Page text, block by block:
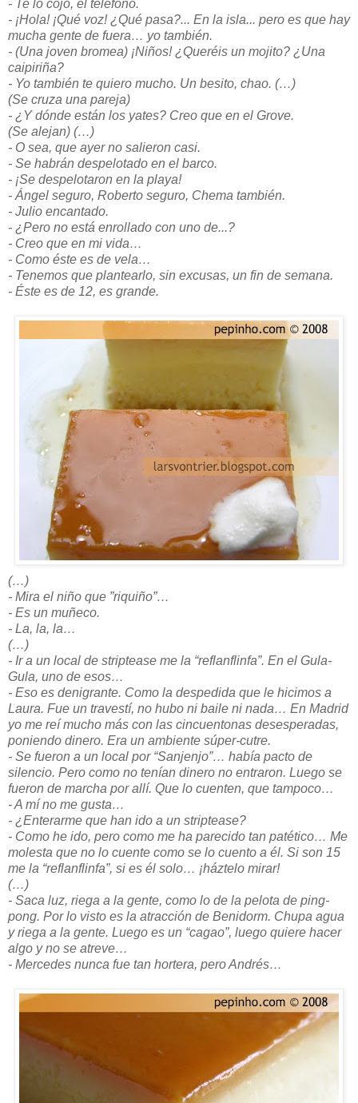
- Te lo cojo, el teléfono.
- ¡Hola! ¡Qué voz! ¿Qué pasa?... En la isla... pero es que hay
mucha gente de fuera… yo también.
- (Una joven bromea) ¡Niños! ¿Queréis un mojito? ¿Una
caipiriña?
- Yo también te quiero mucho. Un besito, chao. (…)
(Se cruza una pareja)
- ¿Y dónde están los yates? Creo que en el Grove.
(Se alejan) (…)
- O sea, que ayer no salieron casi.
- Se habrán despelotado en el barco.
- ¡Se despelotaron en la playa!
- Ángel seguro, Roberto seguro, Chema también.
- Julio encantado.
- ¿Pero no está enrollado con uno de...?
- Creo que en mi vida…
- Como éste es de vela…
- Tenemos que plantearlo, sin excusas, un fin de semana.
- Éste es de 12, es grande.
(…)
- Mira el niño que ”riquiño”…
- Es un muñeco.
- La, la, la…
(…)
- Ir a un local de striptease me la “reflanflinfa”. En el Gula-
Gula, uno de esos…
- Eso es denigrante. Como la despedida que le hicimos a
Laura. Fue un travestí, no hubo ni baile ni nada… En Madrid
yo me reí mucho más con las cincuentonas desesperadas,
poniendo dinero. Era un ambiente súper-cutre.
- Se fueron a un local por “Sanjenjo”… había pacto de
silencio. Pero como no tenían dinero no entraron. Luego se
fueron de marcha por allí. Que lo cuenten, que tampoco…
- A mí no me gusta…
- ¿Enterarme que han ido a un striptease?
- Como he ido, pero como me ha parecido tan patético… Me
molesta que no lo cuente como se lo cuento a él. Si son 15
me la “reflanflinfa”, si es él solo… ¡háztelo mirar!
(…)
- Saca luz, riega a la gente, como lo de la pelota de ping-
pong. Por lo visto es la atracción de Benidorm. Chupa agua
y riega a la gente. Luego es un “cagao”, luego quiere hacer
algo y no se atreve…
- Mercedes nunca fue tan hortera, pero Andrés…